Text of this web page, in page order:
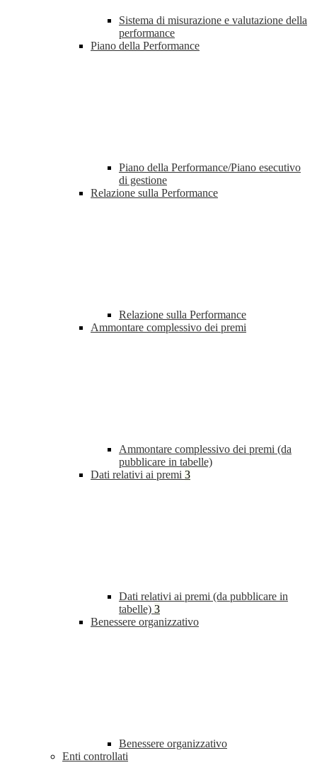
Sistema di misurazione e valutazione della
performance
Piano della Performance
Piano della Performance/Piano esecutivo
di gestione
Relazione sulla Performance
Relazione sulla Performance
Ammontare complessivo dei premi
Ammontare complessivo dei premi (da
pubblicare in tabelle)
Dati relativi ai premi 3
Dati relativi ai premi (da pubblicare in
tabelle) 3
Benessere organizzativo
Benessere organizzativo
Enti controllati